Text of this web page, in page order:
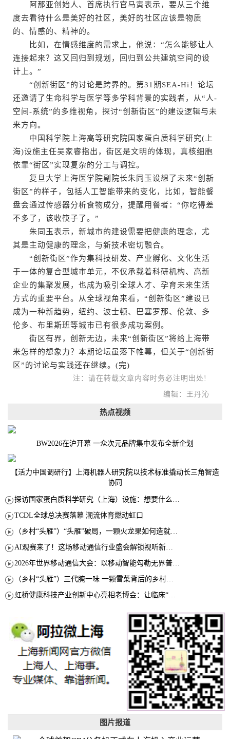
阿那亚创始人、首席执行官马寅表示，要从三个维
度去看待什么是美好的社区，美好的社区应该是物质
的、情感的、精神的。
比如，在情感维度的需求上，他说：“怎么能够让人
连接起来？这又回归到规划，回归到公共建筑空间的设
计上。”
“创新街区”的讨论是跨界的。第31期SEA-Hi！论坛
还邀请了生命科学与医学等多学科背景的实践者，从“人-
空间-系统”的多维视角，探讨“创新街区”的建设逻辑与未
来方向。
中国科学院上海高等研究院国家蛋白质科学研究(上
海)设施主任吴家睿指出，街区是文明的体现，真核细胞
依靠“街区”实现复杂的分工与调控。
复旦大学上海医学院副院长朱同玉设想了未来“创新
街区”的样子，包括人工智能带来的变化，比如，智能餐
盘会通过传感器分析食物成分，提醒用餐者：“你吃得差
不多了，该收筷子了。”
朱同玉表示，新城市的建设需要把健康的理念，尤
其是主动健康的理念，与新技术密切融合。
“创新街区”作为集科技研发、产业孵化、文化生活
于一体的复合型城市单元，不仅承载着科研机构、高新
企业的集聚发展，也成为吸引全球人才、孕育未来生活
方式的重要平台。从全球视角来看，“创新街区”建设已
成为一种新趋势，纽约、波士顿、巴塞罗那、伦敦、多
伦多、布里斯班等城市已有很多成功案例。
街区有界，创新无边，未来“创新街区”将给上海带
来怎样的想象力？本期论坛虽落下帷幕，但关于“创新街
区”的讨论与实践还在继续。(完)
注：请在转载文章内容时务必注明出处!
编辑：王丹沁
热点视频
BW2026在沪开幕 一众次元品牌集中发布全新企划
【活力中国调研行】上海机器人研究院以技术标准撬动长三角智造
协同
探访国家蛋白质科学研究（上海）设施：想要什么蛋白 AI直接设计合成
TCDL全球总决赛落幕 潮流体育燃动虹口
（乡村“头雁”）“头雁”破局，一颗火龙果如何造就沪上乡村特色产业化路径
AI观赛来了！这场移动通信行业盛会解锁视听新玩法
2026年世界移动通信大会：以移动智能勾勒无界普惠新愿景
（乡村“头雁”）三代腌一味 一颗雪菜背后的乡村致富经
虹桥健康科技产业创新中心亮相老博会：让临床“需求”定义银发经济新生态
图片报道